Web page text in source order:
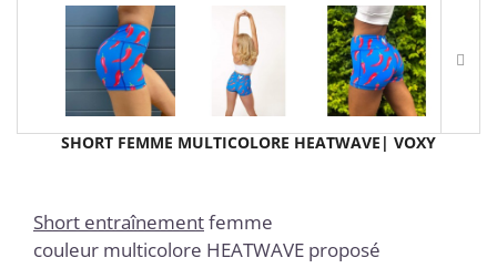
SHORT FEMME MULTICOLORE HEATWAVE| VOXY
Short entraînementfemme
couleur multicolore HEATWAVE proposé